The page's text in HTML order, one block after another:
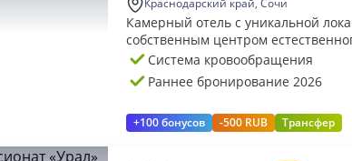
Краснодарский край, Сочи
Камерный отель с уникальной
собственным центром
омоложения
Система кровообращения
Раннее бронирование 2026
+100 бонусов -500 RUB Трансфер